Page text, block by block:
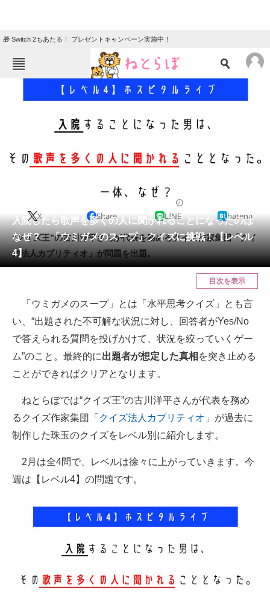
🎁 Switch 2もあたる！ プレゼントキャンペーン実施中！
ねとらぼメニュー
ニュース
クイズ
教育・育児
リサーチ
会員記事
メディア
注目記事を集めた総合ページ
スマホと通信の最新トレンド
好きが集まる 比べて選べる
ビジネスと働き方のヒント
AI活用のいまが分かる
経営リーダーのコミュニティ
ITエンジニア向け専門サイト
企業向けIT製品の総合サイト
IT製品の技術・比較・事例
入院したら歌声を多くの人に聞かれることになったのは
なぜ？ 「ウミガメのスープ」クイズに挑戦！【レベル
4】
X Share LINE hatena
“クイズ王”の古川洋平さんが代表を務めるクイズ作家集団「クイ
ズ法人カプリティオ」が問題を出題。
目次を表示
「ウミガメのスープ」とは「水平思考クイズ」とも言
い、“出題された不可解な状況に対し、回答者がYes/No
で答えられる質問を投げかけて、状況を絞っていくゲー
ム”のこと。最終的に出題者が想定した真相 を突き止める
ことができればクリアとなります。
ねとらぼでは“クイズ王”の古川洋平さんが代表を務め
るクイズ作家集団
「クイズ法人カプリティオ」 が過去に
制作した珠玉のクイズをレベル別に紹介します。
2月は全4問で、レベルは徐々に上がっていきます。今
週は【レベル4】の問題です。